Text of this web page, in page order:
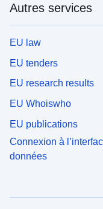
Autres services
EU law
EU tenders
EU research results
EU Whoiswho
EU publications
Connexion à
données